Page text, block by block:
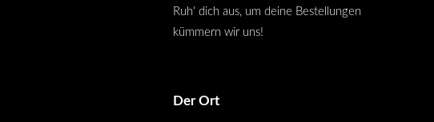
Ruh' dich aus, um deine Bestellungen
kümmern wir uns!
Der Ort